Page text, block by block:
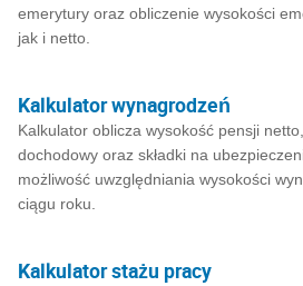
emerytury oraz obliczenie wysokości
jak i netto.
Kalkulator wynagrodzeń
Kalkulator oblicza wysokość pensji
dochodowy oraz składki na
możliwość uwzględniania wysokości
ciągu roku.
Kalkulator stażu pracy